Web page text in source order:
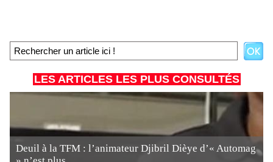
LES ARTICLES LES PLUS CONSULTÉS
Deuil à la TFM : l’animateur Djibril Dièye d’« Automag